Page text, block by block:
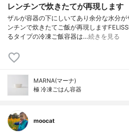
レンチンで炊きたてが再現します
ザルが容器の下にしいてあり余分な水分
ンチンで炊きたてご飯が再現します
るタイプの冷凍ご飯容器は…続きを見る
MARNA(マーナ)
極 冷凍ごはん容器
moocat